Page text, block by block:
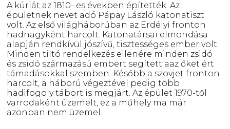
A kúriát az 1810- es években építették. Az
épületnek nevet adó Pápay László katonatiszt
volt. Az első világháborúban az Erdélyi fronton
hadnagyként harcolt. Katonatársai elmondása
alapján rendkívül jószívű, tisztességes ember volt.
Minden tiltó rendelkezés ellenére minden zsidó
és zsidó származású embert segített aaz őket ért
támadásokkal szemben. Később a szovjet fronton
harcolt, a háború végeztével pedig több
hadifogoly tábort is megjárt. Az épület 1970-től
varrodaként üzemelt, ez a műhely ma már
azonban nem üzemel.